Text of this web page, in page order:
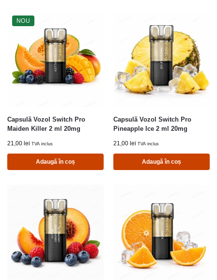
NOU
Capsulă Vozol Switch Pro
Maiden Killer 2 ml 20mg
21,00 lei TVA inclus
Adaugă în coș
Capsulă Vozol Switch Pro
Pineapple Ice 2 ml 20mg
21,00 lei TVA inclus
Adaugă în coș